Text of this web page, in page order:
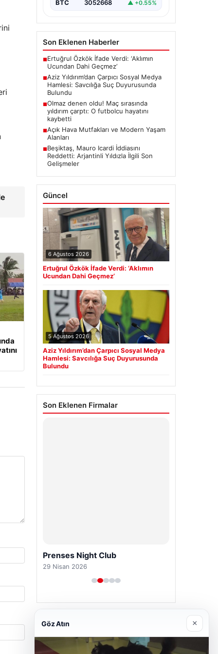
BTC 3052668 ▲ +0.55%
Son Eklenen Haberler
■Ertuğrul Özkök İfade Verdi: ‘Aklımın
Ucundan Dahi Geçmez’
■Aziz Yıldırım’dan Çarpıcı Sosyal Medya
Hamlesi: Savcılığa Suç Duyurusunda
Bulundu
■Olmaz denen oldu! Maç sırasında
yıldırım çarptı: O futbolcu hayatını
kaybetti
■Açık Hava Mutfakları ve Modern Yaşam
Alanları
■Beşiktaş, Mauro Icardi İddiasını
Reddetti: Arjantinli Yıldızla İlgili Son
Gelişmeler
Güncel
6 Ağustos 2026
Ertuğrul Özkök İfade Verdi: ‘Aklımın
Ucundan Dahi Geçmez’
5 Ağustos 2026
Aziz Yıldırım’dan Çarpıcı Sosyal Medya
Hamlesi: Savcılığa Suç Duyurusunda
Bulundu
Son Eklenen Firmalar
Prenses Night Club
29 Nisan 2026
Göz Atın ×